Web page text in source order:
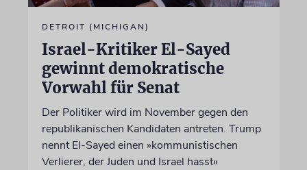
DETROIT (MICHIGAN)
Israel-Kritiker El-Sayed
gewinnt demokratische
Vorwahl für Senat
Der Politiker wird im November gegen den
republikanischen Kandidaten antreten. Trump
nennt El-Sayed einen »kommunistischen
Verlierer, der Juden und Israel hasst«